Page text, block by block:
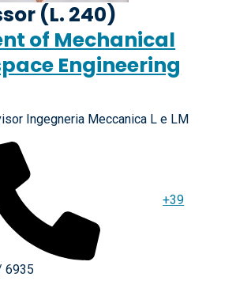
(L. 240)
of Mechanical
Engineering
Ingegneria Meccanica L e LM
+39
6935